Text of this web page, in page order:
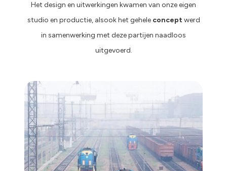
Het design en uitwerkingen kwamen van onze eigen
studio en productie, alsook het gehele conceptwerd
in samenwerking met deze partijen naadloos
uitgevoerd.